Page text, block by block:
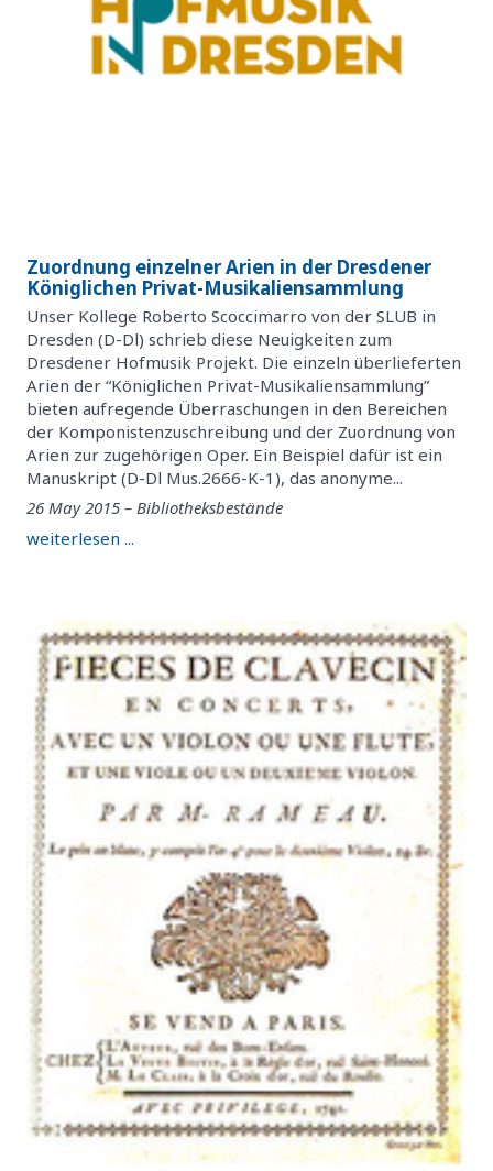
Zuordnung einzelner Arien in der Dresdener
Königlichen Privat-Musikaliensammlung
Unser Kollege Roberto Scoccimarro von der SLUB in
Dresden (D-Dl) schrieb diese Neuigkeiten zum
Dresdener Hofmusik Projekt. Die einzeln überlieferten
Arien der “Königlichen Privat-Musikaliensammlung”
bieten aufregende Überraschungen in den Bereichen
der Komponistenzuschreibung und der Zuordnung von
Arien zur zugehörigen Oper. Ein Beispiel dafür ist ein
Manuskript (D-Dl Mus.2666-K-1), das anonyme...
26 May 2015 – Bibliotheksbestände
weiterlesen ...